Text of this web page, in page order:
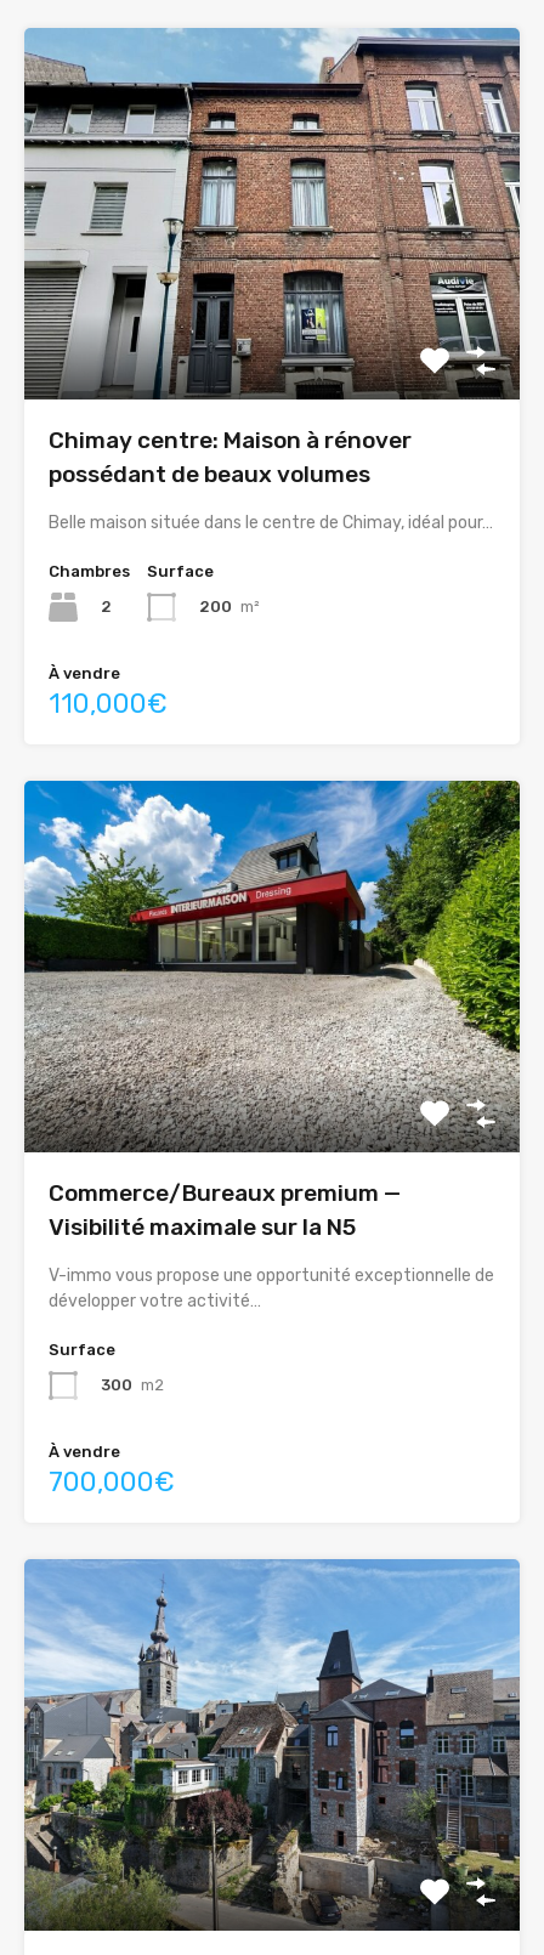
Chimay centre: Maison à rénover
possédant de beaux volumes
Belle maison située dans le centre de Chimay, idéal pour…
Chambres
2
Surface
200 m²
À vendre
110,000€
Commerce/Bureaux premium —
Visibilité maximale sur la N5
V-immo vous propose une opportunité exceptionnelle de
développer votre activité…
Surface
300 m2
À vendre
700,000€